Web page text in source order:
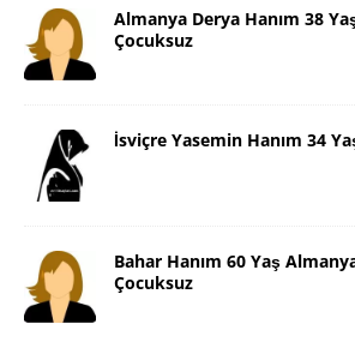
Almanya Derya Hanım 38
Çocuksuz
İsviçre Yasemin Hanım 34
Bahar Hanım 60 Yaş
Çocuksuz